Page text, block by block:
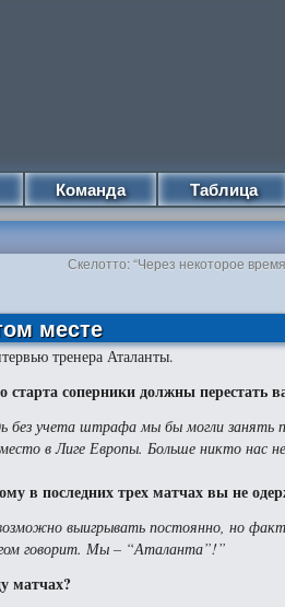
Команда Таблица
Скелотто: “Через некоторое
месте
тренера Аталанты.
старта соперники должны перестать
без учета штрафа мы бы могли
в Лиге Европы. Больше никто нас
в последних трех матчах вы не
выигрывать постоянно, но
говорит. Мы – “Аталанта”!”
матчах?